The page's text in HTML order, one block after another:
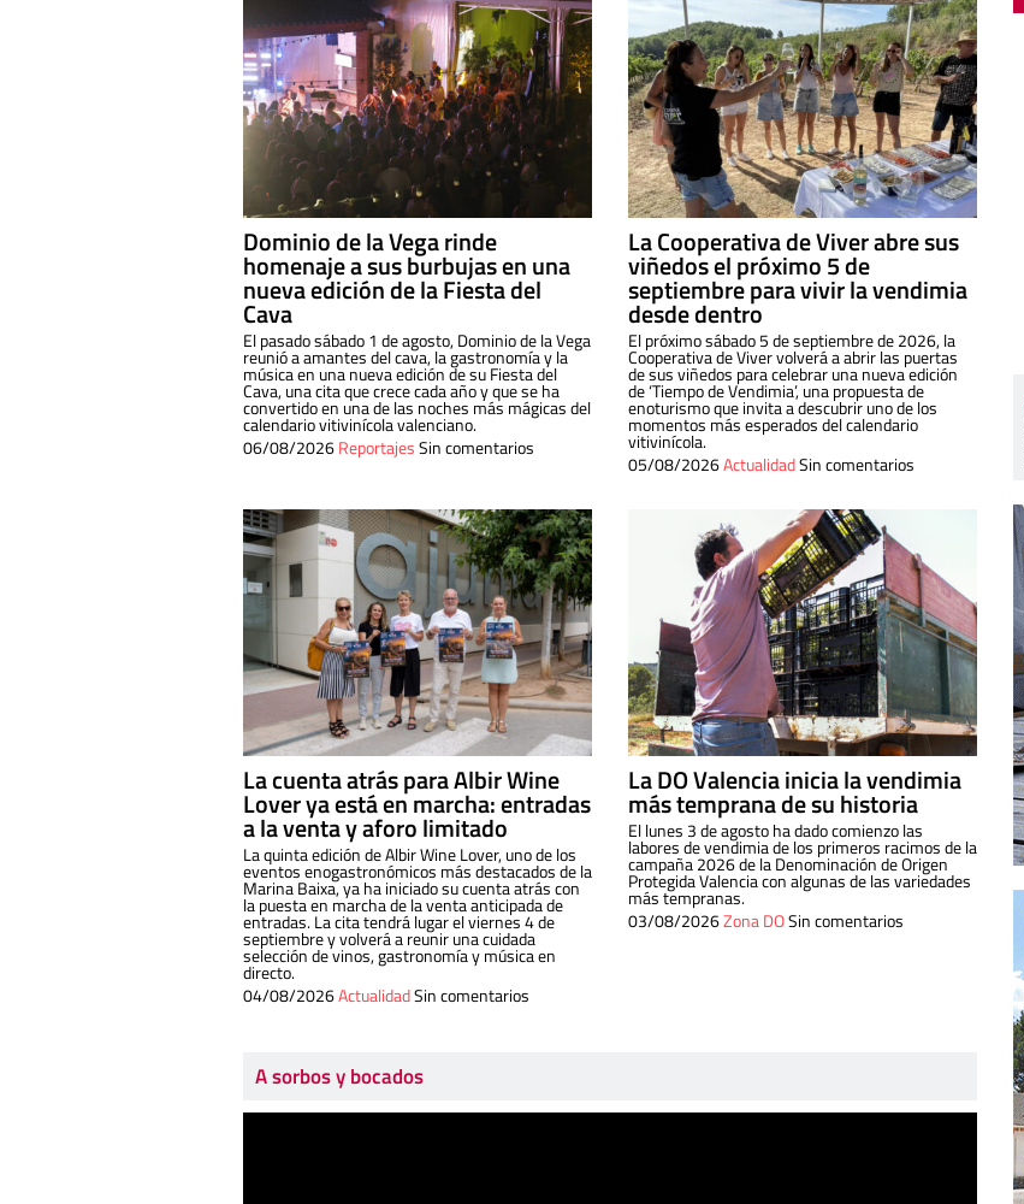
Dominio de la Vega rinde
homenaje a sus burbujas en una
nueva edición de la Fiesta del
Cava
El pasado sábado 1 de agosto, Dominio de la Vega
reunió a amantes del cava, la gastronomía y la
música en una nueva edición de su Fiesta del
Cava, una cita que crece cada año y que se ha
convertido en una de las noches más mágicas del
calendario vitivinícola valenciano.
06/08/2026ReportajesSin comentarios
La Cooperativa de Viver abre sus
viñedos el próximo 5 de
septiembre para vivir la vendimia
desde dentro
El próximo sábado 5 de septiembre de 2026, la
Cooperativa de Viver volverá a abrir las puertas
de sus viñedos para celebrar una nueva edición
de ‘Tiempo de Vendimia’, una propuesta de
enoturismo que invita a descubrir uno de los
momentos más esperados del calendario
vitivinícola.
05/08/2026ActualidadSin comentarios
La cuenta atrás para Albir Wine
Lover ya está en marcha: entradas
a la venta y aforo limitado
La quinta edición de Albir Wine Lover, uno de los
eventos enogastronómicos más destacados de la
Marina Baixa, ya ha iniciado su cuenta atrás con
la puesta en marcha de la venta anticipada de
entradas. La cita tendrá lugar el viernes 4 de
septiembre y volverá a reunir una cuidada
selección de vinos, gastronomía y música en
directo.
04/08/2026ActualidadSin comentarios
La DO Valencia inicia la vendimia
más temprana de su historia
El lunes 3 de agosto ha dado comienzo las
labores de vendimia de los primeros racimos de la
campaña 2026 de la Denominación de Origen
Protegida Valencia con algunas de las variedades
más tempranas.
03/08/2026Zona DOSin comentarios
A sorbos y bocados